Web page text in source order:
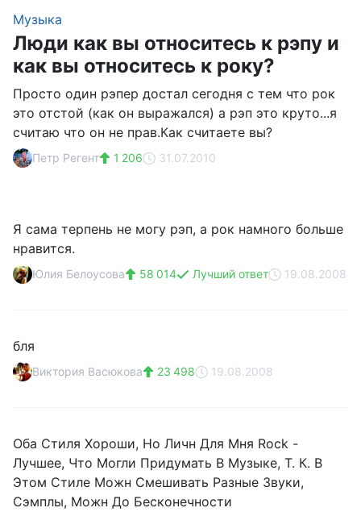
Музыка
Люди как вы относитесь к рэпу и
как вы относитесь к року?
Просто один рэпер достал сегодня с тем что рок
это отстой (как он выражался) а рэп это круто...я
считаю что он не прав.Как считаете вы?
Петр Регент 1 206 31.07.2010
Я сама терпень не могу рэп, а рок намного больше
нравится.
Юлия Белоусова 58 014 Лучший ответ 19.08.2008
бля
Виктория Васюкова 23 498 19.08.2008
Оба Стиля Хороши, Но Личн Для Мня Rock -
Лучшее, Что Могли Придумать В Музыке, Т. К. В
Этом Стиле Можн Смешивать Разные Звуки,
Сэмплы, Можн До Бесконечности